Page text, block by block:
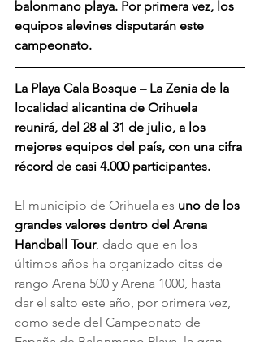
balonmano playa. Por primera vez, los
equipos alevines disputarán este
campeonato.
La Playa Cala Bosque – La Zenia de la
localidad alicantina de Orihuela
reunirá, del 28 al 31 de julio, a los
mejores equipos del país, con una cifra
récord de casi 4.000 participantes.
El municipio de Orihuela es uno de los
grandes valores dentro del Arena
Handball Tour, dado que en los
últimos años ha organizado citas de
rango Arena 500 y Arena 1000, hasta
dar el salto este año, por primera vez,
como sede del Campeonato de